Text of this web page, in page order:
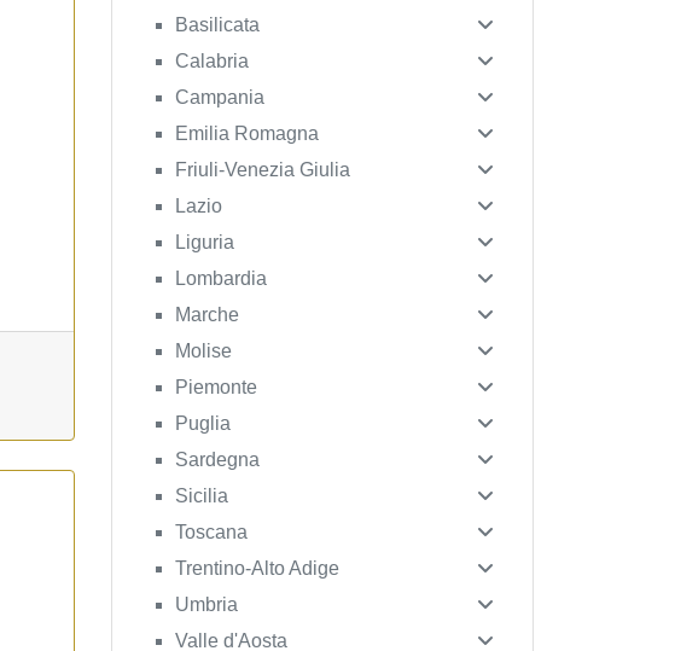
Basilicata
Calabria
Campania
Emilia Romagna
Friuli-Venezia Giulia
Lazio
Liguria
Lombardia
Marche
Molise
Piemonte
Puglia
Sardegna
Sicilia
Toscana
Trentino-Alto Adige
Umbria
Valle d'Aosta